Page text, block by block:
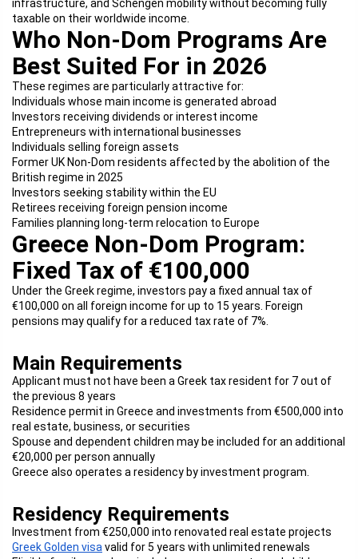
infrastructure, and Schengen mobility without becoming fully
taxable on their worldwide income.
Who Non-Dom Programs Are
Best Suited For in 2026
These regimes are particularly attractive for:
Individuals whose main income is generated abroad
Investors receiving dividends or interest income
Entrepreneurs with international businesses
Individuals selling foreign assets
Former UK Non-Dom residents affected by the abolition of the
British regime in 2025
Investors seeking stability within the EU
Retirees receiving foreign pension income
Families planning long-term relocation to Europe
Greece Non-Dom Program:
Fixed Tax of €100,000
Under the Greek regime, investors pay a fixed annual tax of
€100,000 on all foreign income for up to 15 years. Foreign
pensions may qualify for a reduced tax rate of 7%.
Main Requirements
Applicant must not have been a Greek tax resident for 7 out of
the previous 8 years
Residence permit in Greece and investments from €500,000 into
real estate, business, or securities
Spouse and dependent children may be included for an additional
€20,000 per person annually
Greece also operates a residency by investment program.
Residency Requirements
Investment from €250,000 into renovated real estate projects
Greek Golden visa valid for 5 years with unlimited renewals